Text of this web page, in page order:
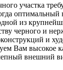
участка
из
черного и
и
Вам высокое
внешний